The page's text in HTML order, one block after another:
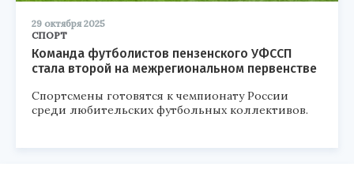
29 октября 2025
СПОРТ
Команда футболистов пензенского УФССП
стала второй на межрегиональном первенстве
Спортсмены готовятся к чемпионату России
среди любительских футбольных коллективов.